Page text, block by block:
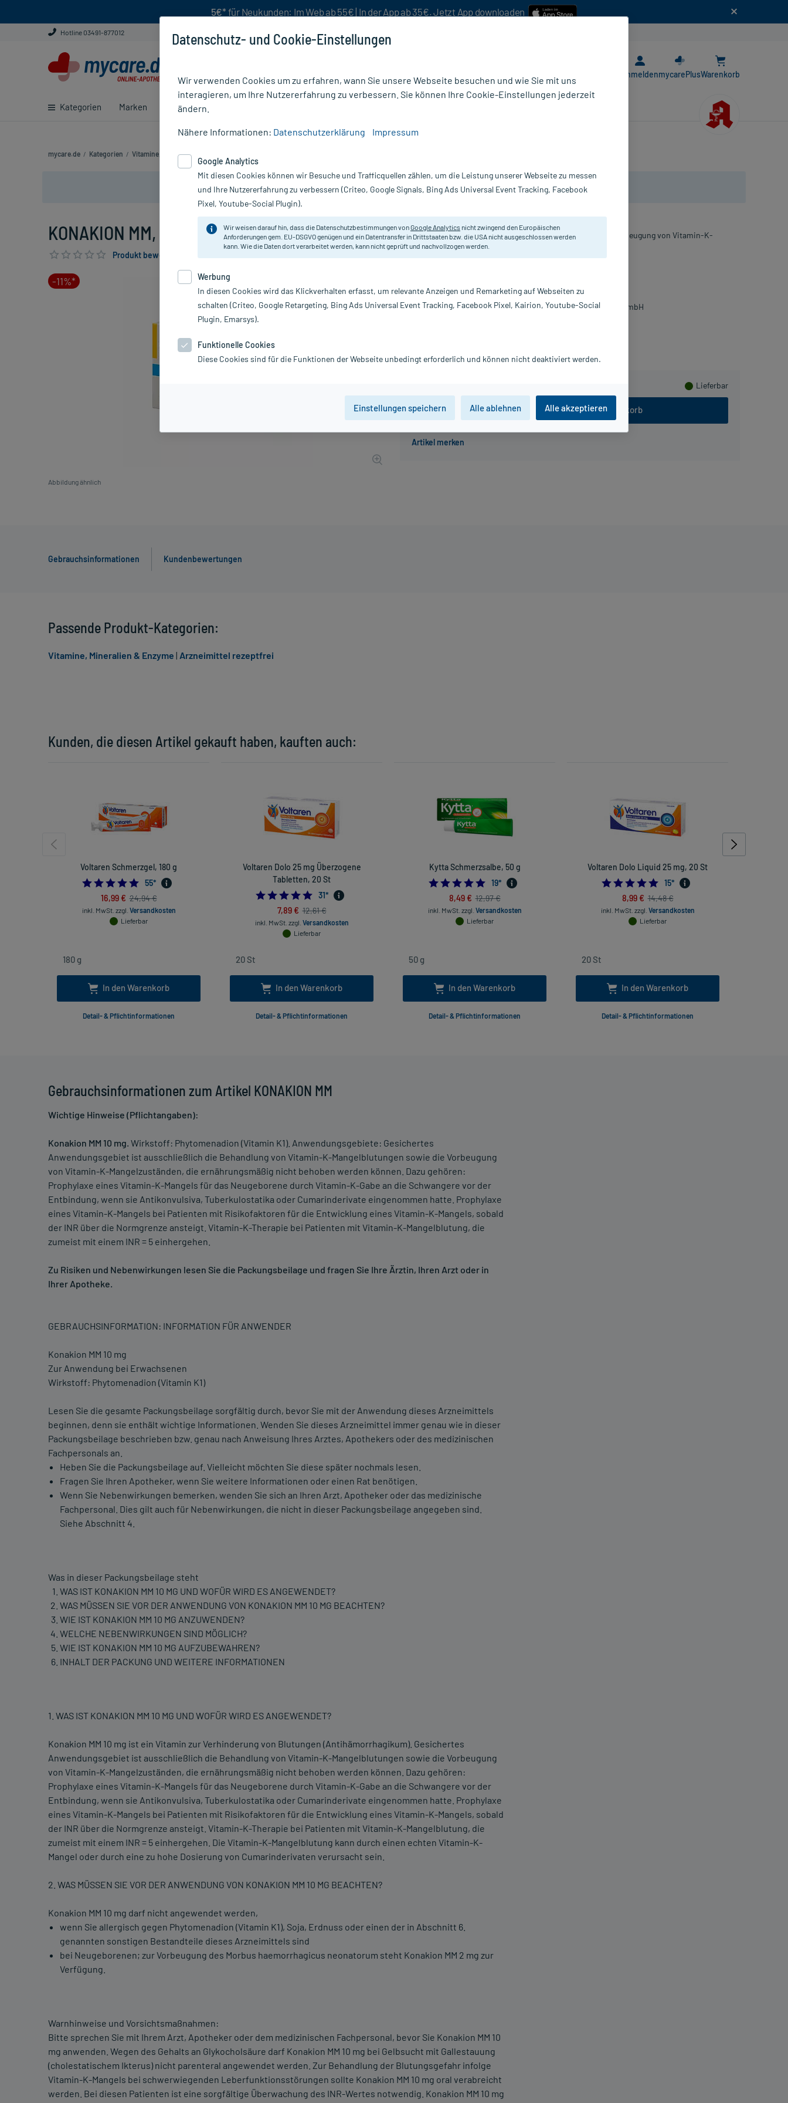
5€* für Neukunden: Im Web ab 55€ | In der App ab 35€. Jetzt App downloaden
Hotline 03491-877012
Kategorien Marken Ratgeber
AnmeldenmycarePlusWarenkorb
mycare.de / Kategorien / Vitamine, Mineralien & Enzyme
Nur für kurze Zeit:Gratis-Versand* ab 19€ Mindestbestellwert!
KONAKION MM, 10 St
Produkt bewerten & PlusHerzen sichern
-11%*
Abbildung ähnlich
inkl. MwSt. Gratis-Versand innerhalb D.
Lieferbar
In den Warenkorb
Zur Behandlung von Vitamin-K-Mangelblutungen sowie zur Vorbeugung von Vitamin-K-
Mangelzuständen
PZN:
04273031
Hersteller:
CHEPLAPHARM Arzneimittel GmbH
Gebrauchsinformationen Kundenbewertungen
Gebrauchsinformationen zum Artikel KONAKION MM
Wichtige Hinweise (Pflichtangaben):
Konakion MM 10 mg. Wirkstoff: Phytomenadion (Vitamin K1). Anwendungsgebiete: Gesichertes
Anwendungsgebiet ist ausschließlich die Behandlung von Vitamin-K-Mangelblutungen sowie die Vorbeugung
von Vitamin-K-Mangelzuständen, die ernährungsmäßig nicht behoben werden können. Dazu gehören:
Prophylaxe eines Vitamin-K-Mangels für das Neugeborene durch Vitamin-K-Gabe an die Schwangere vor der
Entbindung, wenn sie Antikonvulsiva, Tuberkulostatika oder Cumarinderivate eingenommen hatte. Prophylaxe
eines Vitamin-K-Mangels bei Patienten mit Risikofaktoren für die Entwicklung eines Vitamin-K-Mangels, sobald
der INR über die Normgrenze ansteigt. Vitamin-K-Therapie bei Patienten mit Vitamin-K-Mangelblutung, die
zumeist mit einem INR = 5 einhergehen.
Zu Risiken und Nebenwirkungen lesen Sie die Packungsbeilage und fragen Sie Ihre Ärztin, Ihren Arzt oder in
Ihrer Apotheke.
GEBRAUCHSINFORMATION: INFORMATION FÜR ANWENDER
Konakion MM 10 mg
Zur Anwendung bei Erwachsenen
Wirkstoff: Phytomenadion (Vitamin K1)
Lesen Sie die gesamte Packungsbeilage sorgfältig durch, bevor Sie mit der Anwendung dieses Arzneimittels
beginnen, denn sie enthält wichtige Informationen. Wenden Sie dieses Arzneimittel immer genau wie in dieser
Packungsbeilage beschrieben bzw. genau nach Anweisung Ihres Arztes, Apothekers oder des medizinischen
Fachpersonals an.
Heben Sie die Packungsbeilage auf. Vielleicht möchten Sie diese später nochmals lesen.
Fragen Sie Ihren Apotheker, wenn Sie weitere Informationen oder einen Rat benötigen.
Wenn Sie Nebenwirkungen bemerken, wenden Sie sich an Ihren Arzt, Apotheker oder das medizinische
Fachpersonal. Dies gilt auch für Nebenwirkungen, die nicht in dieser Packungsbeilage angegeben sind.
Siehe Abschnitt 4.
Was in dieser Packungsbeilage steht
WAS IST KONAKION MM 10 MG UND WOFÜR WIRD ES ANGEWENDET?
WAS MÜSSEN SIE VOR DER ANWENDUNG VON KONAKION MM 10 MG BEACHTEN?
WIE IST KONAKION MM 10 MG ANZUWENDEN?
WELCHE NEBENWIRKUNGEN SIND MÖGLICH?
WIE IST KONAKION MM 10 MG AUFZUBEWAHREN?
INHALT DER PACKUNG UND WEITERE INFORMATIONEN
1. WAS IST KONAKION MM 10 MG UND WOFÜR WIRD ES ANGEWENDET?
Konakion MM 10 mg ist ein Vitamin zur Verhinderung von Blutungen (Antihämorrhagikum). Gesichertes
Anwendungsgebiet ist ausschließlich die Behandlung von Vitamin-K-Mangelblutungen sowie die Vorbeugung
von Vitamin-K-Mangelzuständen, die ernährungsmäßig nicht behoben werden können. Dazu gehören:
Prophylaxe eines Vitamin-K-Mangels für das Neugeborene durch Vitamin-K-Gabe an die Schwangere vor der
Entbindung, wenn sie Antikonvulsiva, Tuberkulostatika oder Cumarinderivate eingenommen hatte. Prophylaxe
eines Vitamin-K-Mangels bei Patienten mit Risikofaktoren für die Entwicklung eines Vitamin-K-Mangels, sobald
der INR über die Normgrenze ansteigt. Vitamin-K-Therapie bei Patienten mit Vitamin-K-Mangelblutung, die
zumeist mit einem INR = 5 einhergehen. Die Vitamin-K-Mangelblutung kann durch einen echten Vitamin-K-
Mangel oder durch eine zu hohe Dosierung von Cumarinderivaten verursacht sein.
2. WAS MÜSSEN SIE VOR DER ANWENDUNG VON KONAKION MM 10 MG BEACHTEN?
Konakion MM 10 mg darf nicht angewendet werden,
wenn Sie allergisch gegen Phytomenadion (Vitamin K1), Soja, Erdnuss oder einen der in Abschnitt 6.
genannten sonstigen Bestandteile dieses Arzneimittels sind
bei Neugeborenen; zur Vorbeugung des Morbus haemorrhagicus neonatorum steht Konakion MM 2 mg zur
Verfügung.
Warnhinweise und Vorsichtsmaßnahmen:
Bitte sprechen Sie mit Ihrem Arzt, Apotheker oder dem medizinischen Fachpersonal, bevor Sie Konakion MM 10
mg anwenden. Wegen des Gehalts an Glykocholsäure darf Konakion MM 10 mg bei Gelbsucht mit Gallestauung
(cholestatischem Ikterus) nicht parenteral angewendet werden. Zur Behandlung der Blutungsgefahr infolge
Vitamin-K-Mangels bei schwerwiegenden Leberfunktionsstörungen sollte Konakion MM 10 mg oral verabreicht
werden. Bei diesen Patienten ist eine sorgfältige Überwachung des INR-Wertes notwendig. Konakion MM 10 mg
Kunden, die diesen Artikel gekauft haben, kauften auch:
Voltaren Schmerzgel, 180 g
4.872727272727273
55*
16,99 € 24,94 €
inkl. MwSt. zzgl. Versandkosten
Lieferbar
In den Warenkorb
Detail- & Pflichtinformationen
Voltaren Dolo 25 mg Überzogene
Tabletten, 20 St
4.67741935483871
31*
7,89 € 12,61 €
inkl. MwSt. zzgl. Versandkosten
Lieferbar
In den Warenkorb
Detail- & Pflichtinformationen
Kytta Schmerzsalbe, 50 g
4.947368421052632
19*
8,49 € 12,97 €
inkl. MwSt. zzgl. Versandkosten
Lieferbar
In den Warenkorb
Detail- & Pflichtinformationen
Voltaren Dolo Liquid 25 mg, 20 St
5.0
15*
8,99 € 14,48 €
inkl. MwSt. zzgl. Versandkosten
Lieferbar
In den Warenkorb
Detail- & Pflichtinformationen
Passende Produkt-Kategorien:
Vitamine, Mineralien & Enzyme | Arzneimittel rezeptfrei
Datenschutz- und Cookie-Einstellungen
Wir verwenden Cookies um zu erfahren, wann Sie unsere Webseite besuchen und wie Sie mit uns
interagieren, um Ihre Nutzererfahrung zu verbessern. Sie können Ihre Cookie-Einstellungen jederzeit
ändern.
Nähere Informationen: Datenschutzerklärung Impressum
Google Analytics
Mit diesen Cookies können wir Besuche und Trafficquellen zählen, um die Leistung unserer Webseite zu messen
und Ihre Nutzererfahrung zu verbessern (Criteo, Google Signals, Bing Ads Universal Event Tracking, Facebook
Pixel, Youtube-Social Plugin).
Wir weisen darauf hin, dass die Datenschutzbestimmungen vonGoogle Analytics nicht zwingend den Europäischen
Anforderungen gem. EU-DSGVO genügen und ein Datentransfer in Drittstaaten bzw. die USA nicht ausgeschlossen werden
kann. Wie die Daten dort verarbeitet werden, kann nicht geprüft und nachvollzogen werden.
Werbung
In diesen Cookies wird das Klickverhalten erfasst, um relevante Anzeigen und Remarketing auf Webseiten zu
schalten (Criteo, Google Retargeting, Bing Ads Universal Event Tracking, Facebook Pixel, Kairion, Youtube-Social
Plugin, Emarsys).
Funktionelle Cookies
Diese Cookies sind für die Funktionen der Webseite unbedingt erforderlich und können nicht deaktiviert werden.
Einstellungen speichern Alle ablehnen Alle akzeptieren